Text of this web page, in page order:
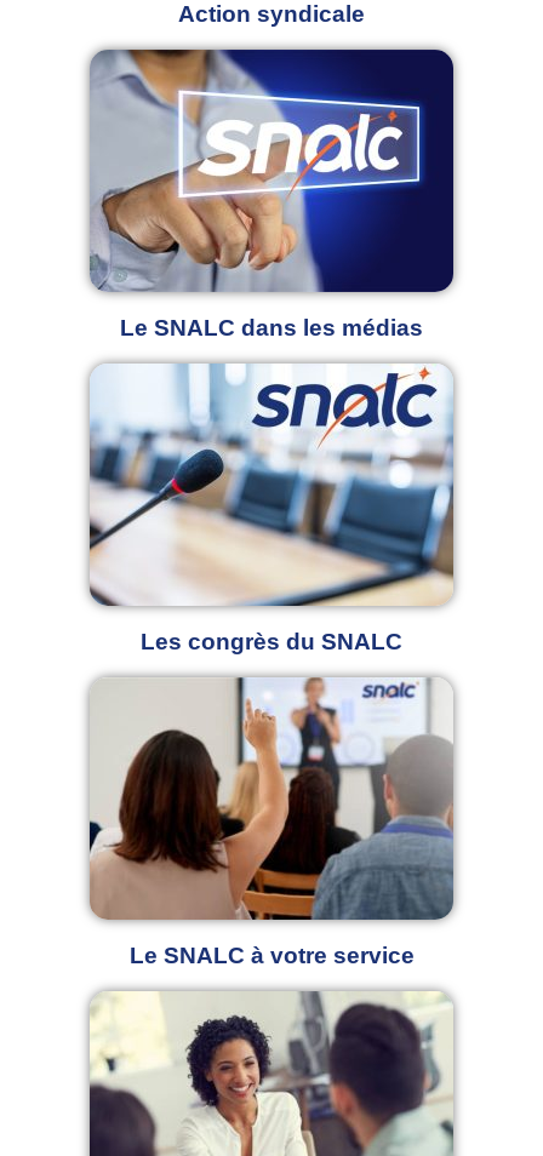
Action syndicale
Le SNALC dans les médias
Les congrès du SNALC
Le SNALC à votre service